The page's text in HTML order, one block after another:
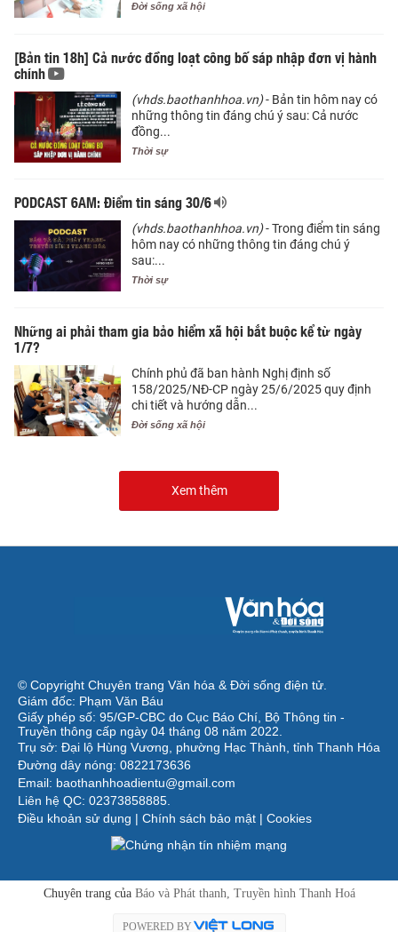
Đời sống xã hội
[Bản tin 18h] Cả nước đồng loạt công bố sáp nhập đơn vị hành
chính
(vhds.baothanhhoa.vn)- Bản tin hôm nay có
những thông tin đáng chú ý sau: Cả nước
đồng...
Thời sự
PODCAST 6AM: Điểm tin sáng 30/6
(vhds.baothanhhoa.vn)- Trong điểm tin sáng
hôm nay có những thông tin đáng chú ý
sau:...
Thời sự
Những ai phải tham gia bảo hiểm xã hội bắt buộc kể từ ngày
1/7?
Chính phủ đã ban hành Nghị định số
158/2025/NĐ-CP ngày 25/6/2025 quy định
chi tiết và hướng dẫn...
Đời sống xã hội
Xem thêm
© Copyright Chuyên trang Văn hóa & Đời sống điện tử.
Giám đốc: Phạm Văn Báu
Giấy phép số: 95/GP-CBC do Cục Báo Chí, Bộ Thông tin -
Truyền thông cấp ngày 04 tháng 08 năm 2022.
Trụ sở: Đại lộ Hùng Vương, phường Hạc Thành, tỉnh Thanh Hóa
Đường dây nóng: 0822173636
Email: baothanhhoadientu@gmail.com
Liên hệ QC: 02373858885.
Điều khoản sử dụng | Chính sách bảo mật | Cookies
Chuyên trang của Báo và Phát thanh, Truyền hình Thanh Hoá
POWERED BY